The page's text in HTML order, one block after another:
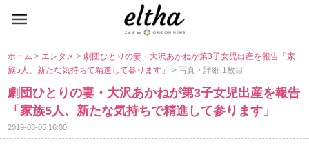
ホーム> エンタメ>劇団ひとりの妻・大沢あかねが第3子女児出産を報告「家
族5人、新たな気持ちで精進して参ります」> 写真・詳細 1枚目
劇団ひとりの妻・大沢あかねが第3子女児出産を報告
「家族5人、新たな気持ちで精進して参ります」
2019-03-05 16:00